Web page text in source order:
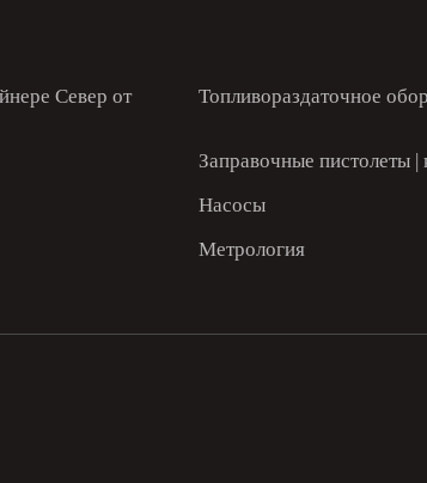
Север от
Топливораздаточное
Заправочные пистолеты
Насосы
Метрология